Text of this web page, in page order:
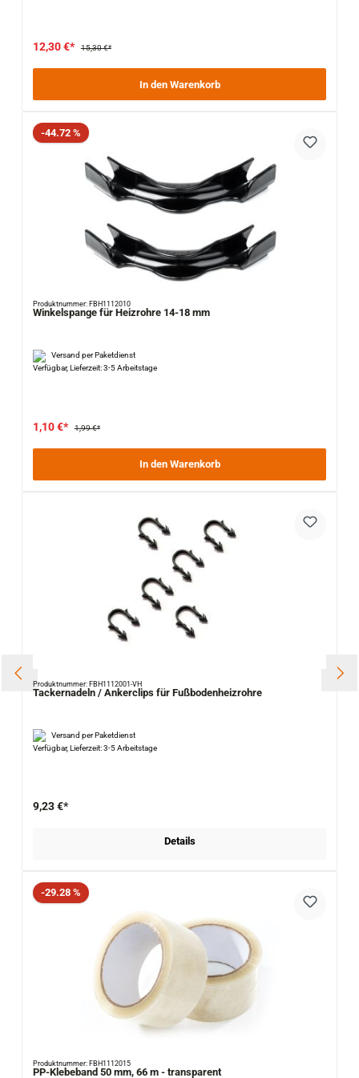
12,30 €* 15,30 €*
In den Warenkorb
Rabatt
-44.72 %
Produktnummer: FBH1112010
Winkelspange für Heizrohre 14-18 mm
Versand per Paketdienst
Verfügbar, Lieferzeit: 3-5 Arbeitstage
1,10 €* 1,99 €*
In den Warenkorb
Produktnummer: FBH1112001-VH
Tackernadeln / Ankerclips für Fußbodenheizrohre
Versand per Paketdienst
Verfügbar, Lieferzeit: 3-5 Arbeitstage
9,23 €*
Details
Rabatt
-29.28 %
Produktnummer: FBH1112015
PP-Klebeband 50 mm, 66 m - transparent